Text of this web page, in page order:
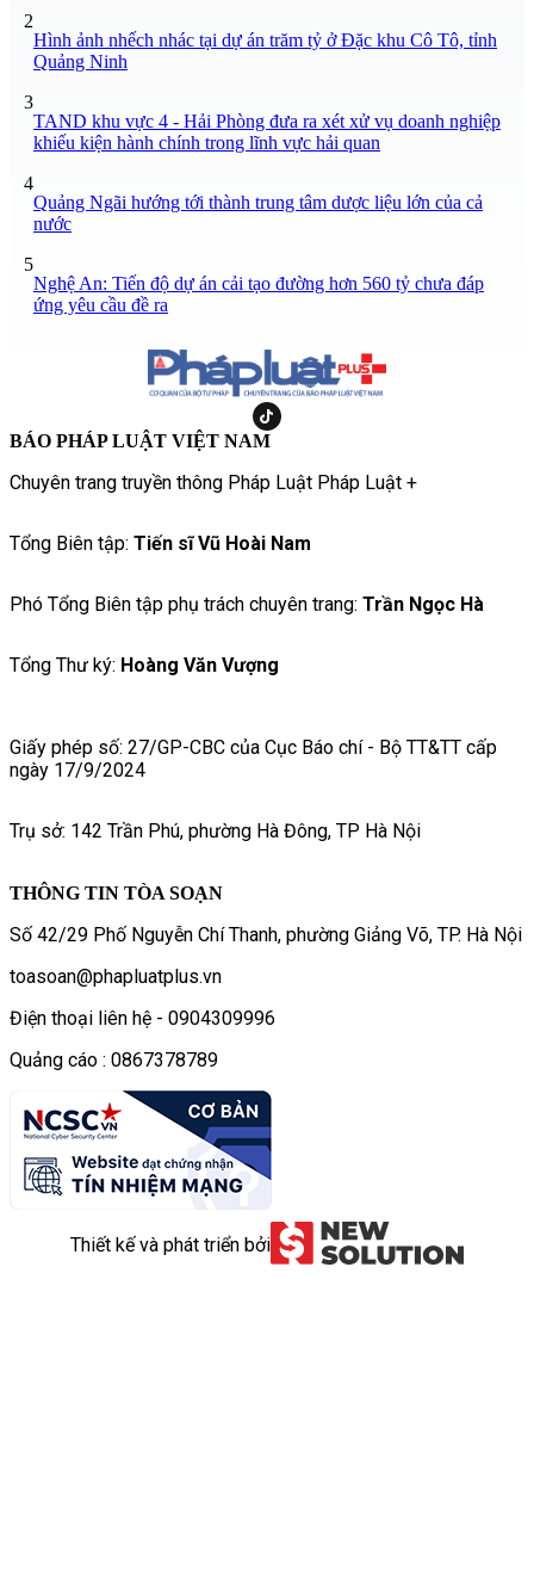
2
Hình ảnh nhếch nhác tại dự án trăm tỷ ở Đặc khu Cô Tô, tỉnh
Quảng Ninh
3
TAND khu vực 4 - Hải Phòng đưa ra xét xử vụ doanh nghiệp
khiếu kiện hành chính trong lĩnh vực hải quan
4
Quảng Ngãi hướng tới thành trung tâm dược liệu lớn của cả
nước
5
Nghệ An: Tiến độ dự án cải tạo đường hơn 560 tỷ chưa đáp
ứng yêu cầu đề ra
BÁO PHÁP LUẬT VIỆT NAM
Chuyên trang truyền thông Pháp Luật Pháp Luật +
Tổng Biên tập: Tiến sĩ Vũ Hoài Nam
Phó Tổng Biên tập phụ trách chuyên trang: Trần Ngọc Hà
Tổng Thư ký: Hoàng Văn Vượng
Giấy phép số: 27/GP-CBC của Cục Báo chí - Bộ TT&TT cấp
ngày 17/9/2024
Trụ sở: 142 Trần Phú, phường Hà Đông, TP Hà Nội
THÔNG TIN TÒA SOẠN
Số 42/29 Phố Nguyễn Chí Thanh, phường Giảng Võ, TP. Hà Nội
toasoan@phapluatplus.vn
Điện thoại liên hệ - 0904309996
Quảng cáo : 0867378789
Thiết kế và phát triển bởi